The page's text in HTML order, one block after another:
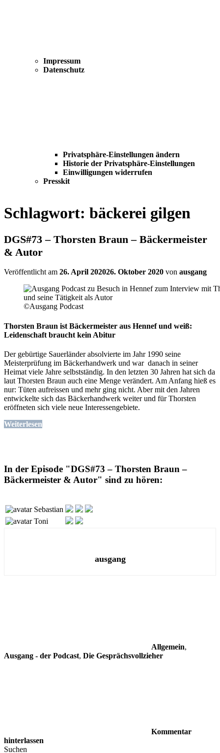
Impressum
Datenschutz
Privatsphäre-Einstellungen ändern
Historie der Privatsphäre-Einstellungen
Einwilligungen widerrufen
Presskit
Schlagwort: bäckerei gilgen
DGS#73 – Thorsten Braun – Bäckermeister
& Autor
Veröffentlicht am 26. April 202026. Oktober 2020 von ausgang
©Ausgang Podcast
Thorsten Braun ist Bäckermeister aus Hennef und weiß:
Leidenschaft braucht kein Abitur
Der gebürtige Sauerländer absolvierte im Jahr 1990 seine
Meisterprüfung im Bäckerhandwerk und war danach in seiner
Heimat viele Jahre selbstständig. In den letzten 30 Jahren hat sich da
laut Thorsten Braun auch eine Menge verändert. Am Anfang hieß es
nur: Tüten aufreissen und mehr ging nicht. Aber mit den Jahren
entwickelte sich das Bäckerhandwerk weiter und für Thorsten
eröffneten sich viele neue Interessengebiete.
Weiterlesen
In der Episode "DGS#73 – Thorsten Braun –
Bäckermeister & Autor" sind zu hören:
Sebastian
Toni
ausgang
Allgemein,
Ausgang - der Podcast, Die Gesprächsvollzieher
Kommentar
hinterlassen
Suchen